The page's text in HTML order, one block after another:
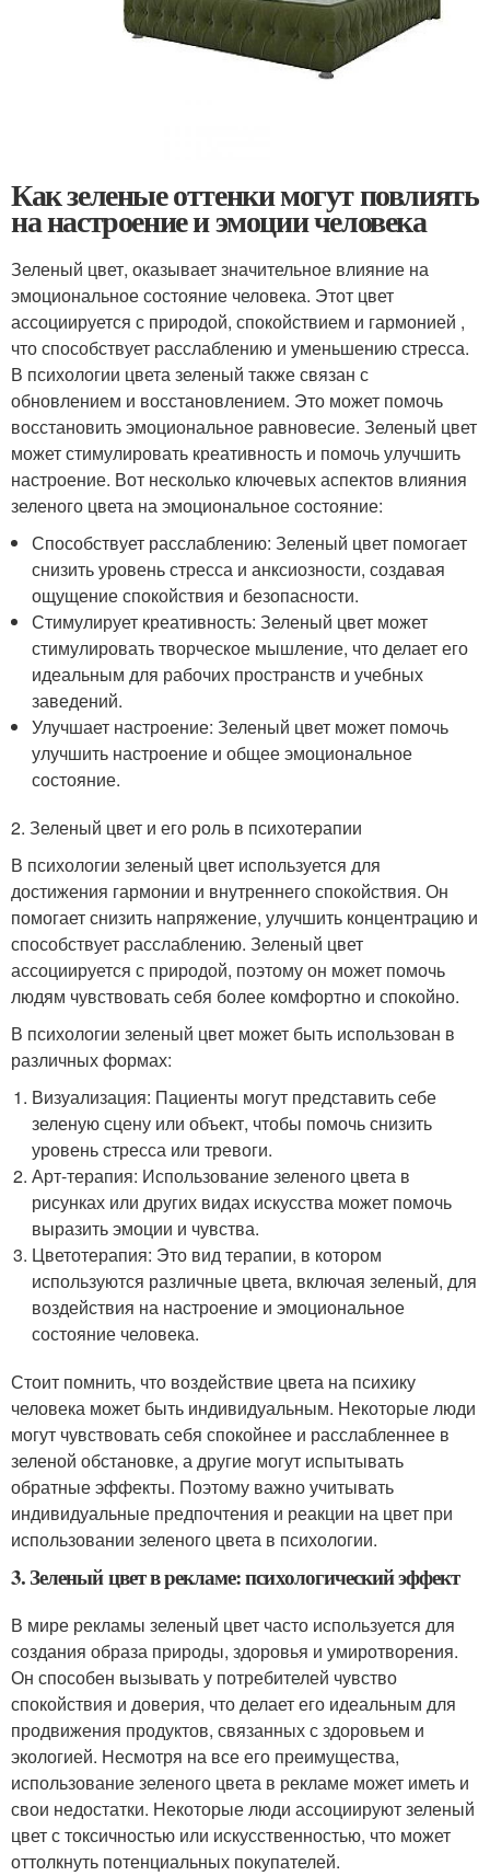
Как зеленые оттенки могут повлиять
на настроение и эмоции человека
Зеленый цвет, оказывает значительное влияние на
эмоциональное состояние человека. Этот цвет
ассоциируется с природой, спокойствием и гармонией ,
что способствует расслаблению и уменьшению стресса.
В психологии цвета зеленый также связан с
обновлением и восстановлением. Это может помочь
восстановить эмоциональное равновесие. Зеленый цвет
может стимулировать креативность и помочь улучшить
настроение. Вот несколько ключевых аспектов влияния
зеленого цвета на эмоциональное состояние:
Способствует расслаблению: Зеленый цвет помогает
снизить уровень стресса и анксиозности, создавая
ощущение спокойствия и безопасности.
Стимулирует креативность: Зеленый цвет может
стимулировать творческое мышление, что делает его
идеальным для рабочих пространств и учебных
заведений.
Улучшает настроение: Зеленый цвет может помочь
улучшить настроение и общее эмоциональное
состояние.
2. Зеленый цвет и его роль в психотерапии
В психологии зеленый цвет используется для
достижения гармонии и внутреннего спокойствия. Он
помогает снизить напряжение, улучшить концентрацию и
способствует расслаблению. Зеленый цвет
ассоциируется с природой, поэтому он может помочь
людям чувствовать себя более комфортно и спокойно.
В психологии зеленый цвет может быть использован в
различных формах:
Визуализация: Пациенты могут представить себе
зеленую сцену или объект, чтобы помочь снизить
уровень стресса или тревоги.
Арт-терапия: Использование зеленого цвета в
рисунках или других видах искусства может помочь
выразить эмоции и чувства.
Цветотерапия: Это вид терапии, в котором
используются различные цвета, включая зеленый, для
воздействия на настроение и эмоциональное
состояние человека.
Стоит помнить, что воздействие цвета на психику
человека может быть индивидуальным. Некоторые люди
могут чувствовать себя спокойнее и расслабленнее в
зеленой обстановке, а другие могут испытывать
обратные эффекты. Поэтому важно учитывать
индивидуальные предпочтения и реакции на цвет при
использовании зеленого цвета в психологии.
3. Зеленый цвет в рекламе: психологический эффект
В мире рекламы зеленый цвет часто используется для
создания образа природы, здоровья и умиротворения.
Он способен вызывать у потребителей чувство
спокойствия и доверия, что делает его идеальным для
продвижения продуктов, связанных с здоровьем и
экологией. Несмотря на все его преимущества,
использование зеленого цвета в рекламе может иметь и
свои недостатки. Некоторые люди ассоциируют зеленый
цвет с токсичностью или искусственностью, что может
оттолкнуть потенциальных покупателей.